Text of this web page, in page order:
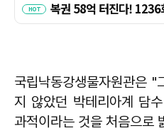
국립낙동강생물자원관은 "
지 않았던 박테리아계 담
과적이라는 것을 처음으로